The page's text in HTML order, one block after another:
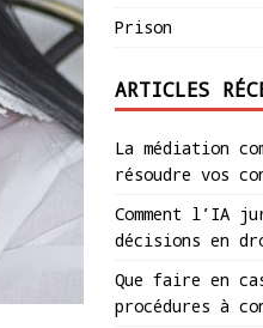
Prison
ARTICLES
La médiation
résoudre vos
Comment l’IA
décisions en
Que faire en
procédures à